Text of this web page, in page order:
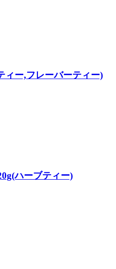
ィー,フレーバーティー)
ハーブティー)